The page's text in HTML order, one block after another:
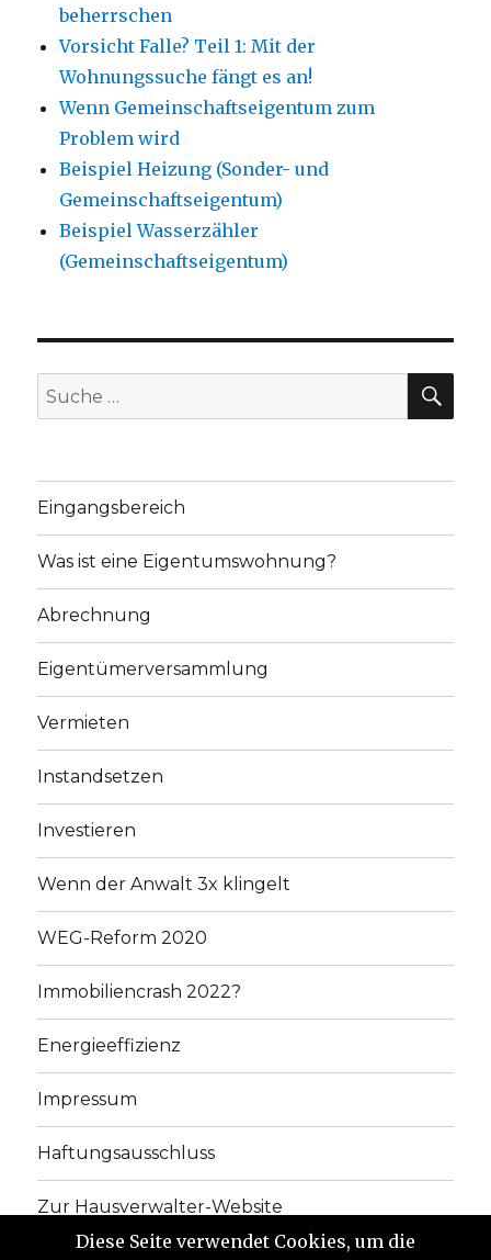
beherrschen
Vorsicht Falle? Teil 1: Mit der
Wohnungssuche fängt es an!
Wenn Gemeinschaftseigentum zum
Problem wird
Beispiel Heizung (Sonder- und
Gemeinschaftseigentum)
Beispiel Wasserzähler
(Gemeinschaftseigentum)
Suche
nach:
Eingangsbereich
Was ist eine Eigentumswohnung?
Abrechnung
Eigentümerversammlung
Vermieten
Instandsetzen
Investieren
Wenn der Anwalt 3x klingelt
WEG-Reform 2020
Immobiliencrash 2022?
Energieeffizienz
Impressum
Haftungsausschluss
Zur Hausverwalter-Website
Diese Seite verwendet Cookies, um die